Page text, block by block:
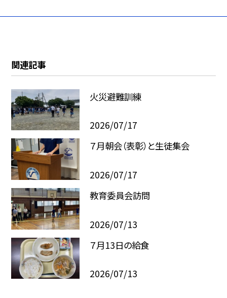
関連記事
火災避難訓練
2026/07/17
７月朝会（表彰）と生徒集会
2026/07/17
教育委員会訪問
2026/07/13
７月13日の給食
2026/07/13